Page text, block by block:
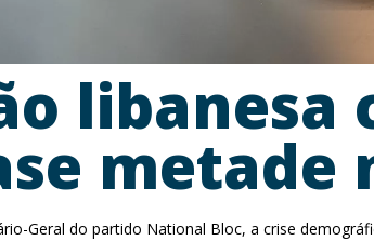
metade
Geral do partido National Bloc, a crise